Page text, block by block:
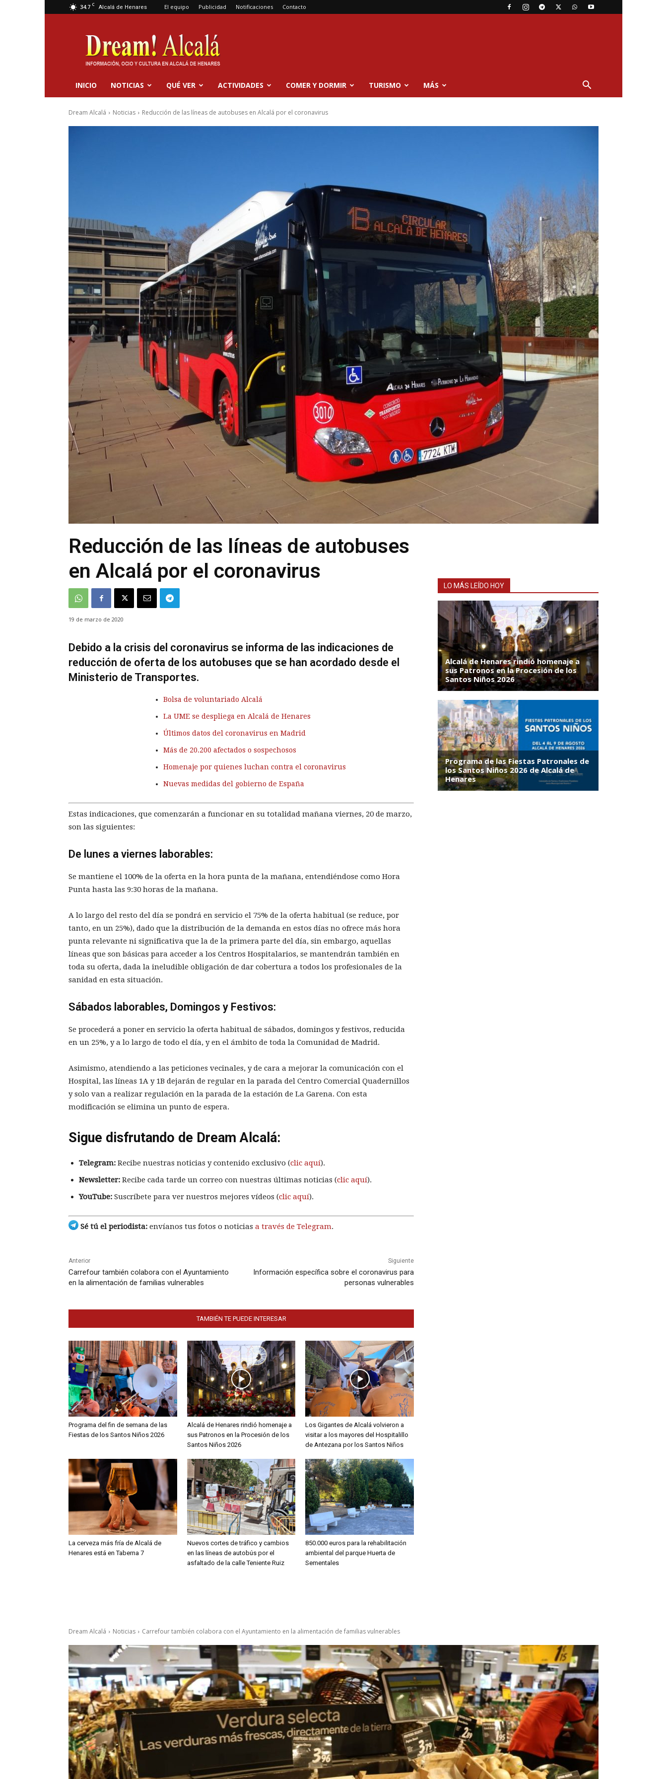
34.7 C Alcalá de Henares El equipo Publicidad Notificaciones Contacto
Dream
Alcalá
INICIO NOTICIAS QUÉ VER ACTIVIDADES COMER Y DORMIR TURISMO MÁS
Dream Alcalá Noticias Reducción de las líneas de autobuses en Alcalá por el coronavirus
Reducción de las líneas de autobuses
en Alcalá por el coronavirus
19 de marzo de 2020
Debido a la crisis del coronavirus se informa de las indicaciones de
reducción de oferta de los autobuses que se han acordado desde el
Ministerio de Transportes.
Bolsa de voluntariado Alcalá
La UME se despliega en Alcalá de Henares
Últimos datos del coronavirus en Madrid
Más de 20.200 afectados o sospechosos
Homenaje por quienes luchan contra el coronavirus
Nuevas medidas del gobierno de España
Estas indicaciones, que comenzarán a funcionar en su totalidad mañana viernes, 20 de marzo,
son las siguientes:
De lunes a viernes laborables:
Se mantiene el 100% de la oferta en la hora punta de la mañana, entendiéndose como Hora
Punta hasta las 9:30 horas de la mañana.
A lo largo del resto del día se pondrá en servicio el 75% de la oferta habitual (se reduce, por
tanto, en un 25%), dado que la distribución de la demanda en estos días no ofrece más hora
punta relevante ni significativa que la de la primera parte del día, sin embargo, aquellas
líneas que son básicas para acceder a los Centros Hospitalarios, se mantendrán también en
toda su oferta, dada la ineludible obligación de dar cobertura a todos los profesionales de la
sanidad en esta situación.
Sábados laborables, Domingos y Festivos:
Se procederá a poner en servicio la oferta habitual de sábados, domingos y festivos, reducida
en un 25%, y a lo largo de todo el día, y en el ámbito de toda la Comunidad de Madrid.
Asimismo, atendiendo a las peticiones vecinales, y de cara a mejorar la comunicación con el
Hospital, las líneas 1A y 1B dejarán de regular en la parada del Centro Comercial Quadernillos
y solo van a realizar regulación en la parada de la estación de La Garena. Con esta
modificación se elimina un punto de espera.
Sigue disfrutando de Dream Alcalá:
Telegram: Recibe nuestras noticias y contenido exclusivo (clic aquí).
Newsletter: Recibe cada tarde un correo con nuestras últimas noticias (clic aquí).
YouTube: Suscríbete para ver nuestros mejores vídeos (clic aquí).
Sé tú el periodista: envíanos tus fotos o noticias a través de Telegram.
Anterior
Carrefour también colabora con el Ayuntamiento
en la alimentación de familias vulnerables
Siguiente
Información específica sobre el coronavirus para
personas vulnerables
TAMBIÉN TE PUEDE INTERESAR
Programa del fin de semana de las
Fiestas de los Santos Niños 2026
Alcalá de Henares rindió homenaje a
sus Patronos en la Procesión de los
Santos Niños 2026
Los Gigantes de Alcalá volvieron a
visitar a los mayores del Hospitalillo
de Antezana por los Santos Niños
La cerveza más fría de Alcalá de
Henares está en Taberna 7
Nuevos cortes de tráfico y cambios
en las líneas de autobús por el
asfaltado de la calle Teniente Ruiz
850.000 euros para la rehabilitación
ambiental del parque Huerta de
Sementales
LO MÁS LEÍDO HOY